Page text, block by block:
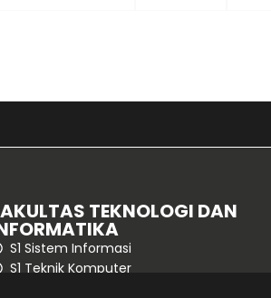
TEKNOLOGI DAN
S1 Sistem Informasi
S1 Teknik Komputer